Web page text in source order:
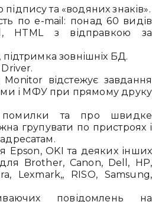
та «водяних знаків».
по e-mail: понад 60 видів
HTML з відправкою за
зовнішніх БД.
відстежує завдання
і МФУ при прямому друку
помилки та про швидке
групувати по пристроях і
Epson, OKI та деяких інших
Brother, Canon, Dell, HP,
Lexmark,, RISO, Samsung,
повідомлень на